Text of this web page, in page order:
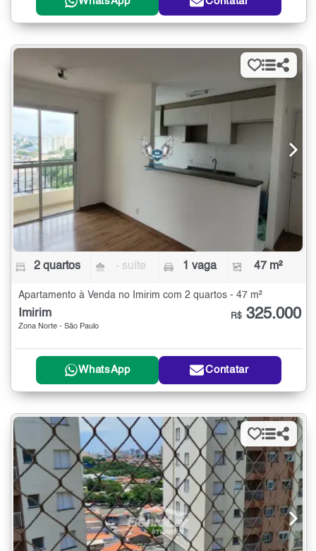
2 quartos - suíte 1 vaga 47 m²
Apartamento à Venda no Imirim com 2 quartos - 47 m²
Imirim
Zona Norte - São Paulo
R$ 325.000
WhatsApp Contatar